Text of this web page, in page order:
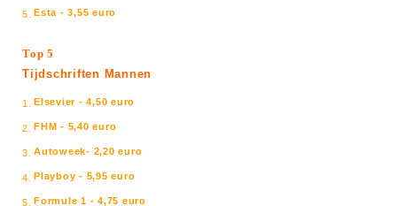
5. Esta - 3,55 euro
Top 5
Tijdschriften Mannen
1. Elsevier - 4,50 euro
2. FHM - 5,40 euro
3. Autoweek- 2,20 euro
4. Playboy - 5,95 euro
5. Formule 1 - 4,75 euro